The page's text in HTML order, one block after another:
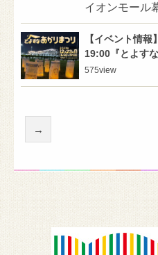
イオンモール
【イベント情
19:00『とよす
575view
→